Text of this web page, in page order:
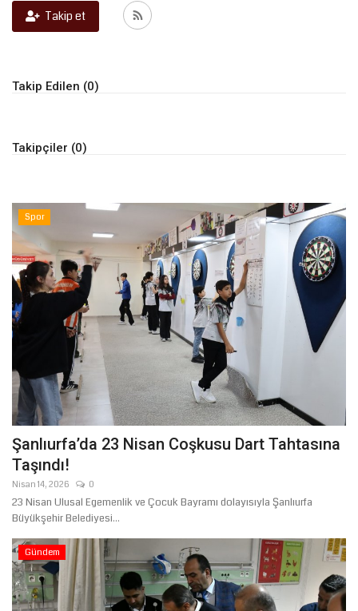
Kültür Sanat
Takip et
Takip Edilen (0)
Takipçiler (0)
Spor
Şanlıurfa’da 23 Nisan Coşkusu Dart Tahtasına
Taşındı!
Nisan 14, 2026 0
23 Nisan Ulusal Egemenlik ve Çocuk Bayramı dolayısıyla Şanlıurfa
Büyükşehir Belediyesi...
Gündem